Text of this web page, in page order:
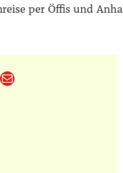
per Öffis und
Mail